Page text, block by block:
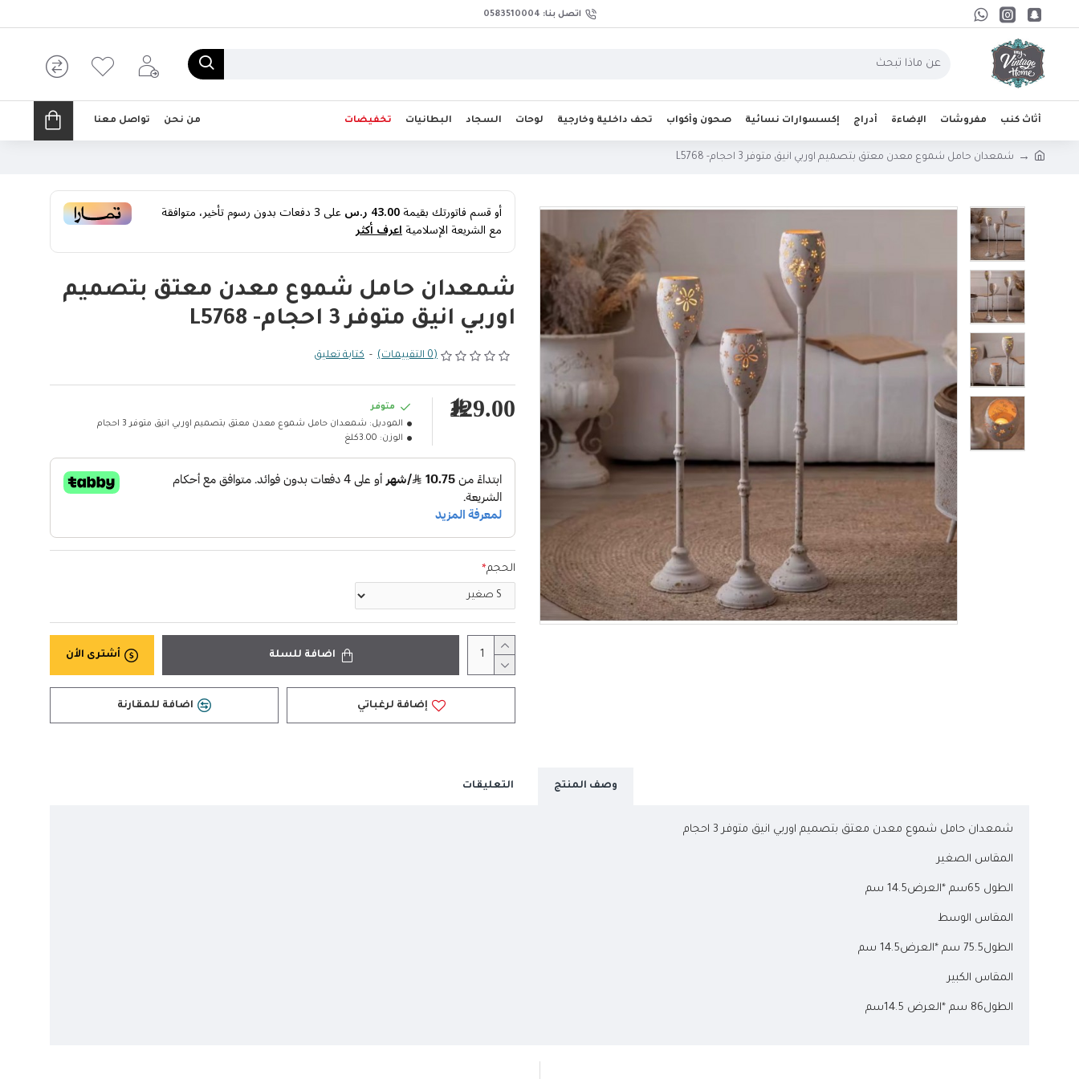
اتصل بنا: 0583510004
أثاث كنب مفروشات الإضاءة أدراج إكسسوارات نسائية صحون وأكواب تحف داخلية وخارجية لوحات السجاد البطانيات تخفيضات من نحن تواصل معنا
شمعدان حامل شموع معدن معتق بتصميم اوربي انيق متوفر 3 احجام- L5768
أو قسم فاتورتك بقيمة43.00 ر.س على3دفعات بدون رسوم تأخير، متوافقة
مع الشريعة الإسلاميةاعرف أكثر
شمعدان حامل شموع معدن معتق بتصميم
اوربي انيق متوفر 3 احجام- L5768
(0 التقييمات) - كتابة تعليق
129.00﷼
متوفر
الموديل: شمعدان حامل شموع معدن معتق بتصميم اوربي انيق متوفر 3 احجام
الوزن: 3.00كلغ
الحجم
اضافة للسلة أشترى الأن
إضافة لرغباتي اضافة للمقارنة
وصف المنتج التعليقات
شمعدان حامل شموع معدن معتق بتصميم اوربي انيق متوفر 3 احجام
المقاس الصغير
الطول 65سم *العرض14.5 سم
المقاس الوسط
الطول75.5 سم *العرض14.5 سم
المقاس الكبير
الطول86 سم *العرض 14.5سم